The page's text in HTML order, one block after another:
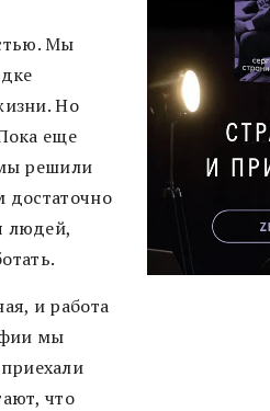
Мы
Но
еще
решили
достаточно
людей,
и работа
мы
что